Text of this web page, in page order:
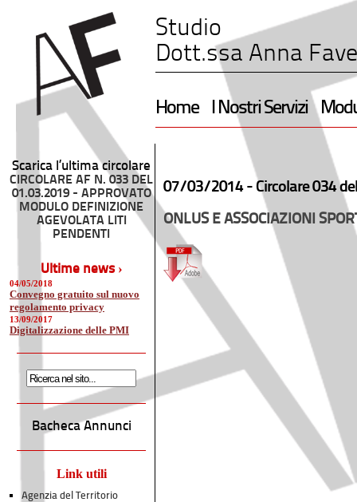
Studio
Dott.ssa Anna
Home I Nostri Servizi
Scarica l’ultima circolare
CIRCOLARE AF N. 033 DEL
01.03.2019 - APPROVATO
MODULO DEFINIZIONE
AGEVOLATA LITI
PENDENTI
Ultime news ›
04/05/2018
Convegno gratuito sul nuovo
regolamento privacy
13/09/2017
Digitalizzazione delle PMI
Bacheca Annunci
Link utili
Agenzia del Territorio
07/03/2014 - Circolare 034
ONLUS E ASSOCIAZIONI